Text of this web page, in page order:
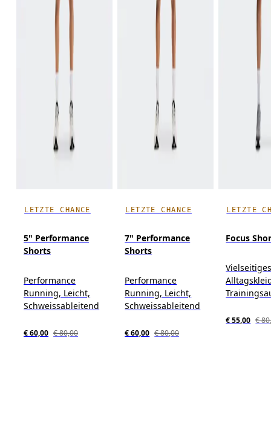
LETZTE CHANCE
5" Performance
Shorts
Performance
Running, Leicht,
Schweissableitend
€ 60,00 € 80,00
LETZTE CHANCE
7" Performance
Shorts
Performance
Running, Leicht,
Schweissableitend
€ 60,00 € 80,00
LETZTE
Focus
€ 55,00 €